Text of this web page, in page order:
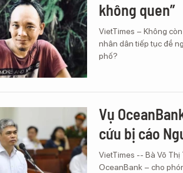
không quen”
VietTimes – Không
nhân dân tiếp tục đề
phố?
Vụ
cứu bị cáo
VietTimes -- Bà Võ
OceanBank – cho